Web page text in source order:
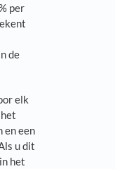
per
de
elk
en een
u dit
het